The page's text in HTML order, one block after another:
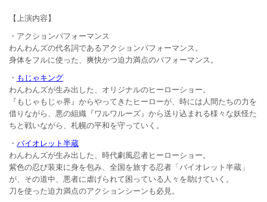
【上演内容】
・アクションパフォーマンス
わんわんズの代名詞であるアクションパフォーマンス。
身体をフルに使った、爽快かつ迫力満点のパフォーマンス。
・ もじゃキング
わんわんズが生み出した、オリジナルのヒーローショー。
『もじゃもじゃ界』からやってきたヒーローが、時には人間たちの力を
借りながら、悪の組織『ワルワルーズ』から送り込まれる様々な妖怪た
ちと戦いながら、札幌の平和を守っていく。
・ バイオレット半蔵
わんわんズが生み出した、時代劇風忍者ヒーローショー。
紫色の忍び装束に身を包み、全国を旅する忍者「バイオレット半蔵」
が、その道中、悪者に虐げられて困っている人々を助けていく。
刀を使った迫力満点のアクションシーンも必見。